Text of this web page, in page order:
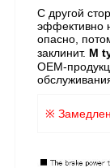
С другой
эффективно
опасно,
заклинит. M
OEM-
※